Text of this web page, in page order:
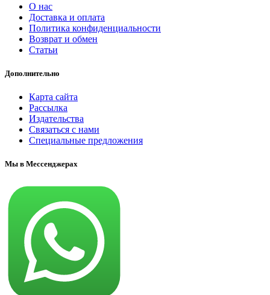
О нас
Доставка и оплата
Политика конфиденциальности
Возврат и обмен
Статьи
Дополнительно
Карта сайта
Рассылка
Издательства
Связаться с нами
Специальные предложения
Мы в Мессенджерах